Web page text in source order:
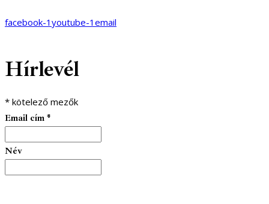
facebook-1 youtube-1 email
Hírlevél
* kötelező mezők
Email cím *
Név